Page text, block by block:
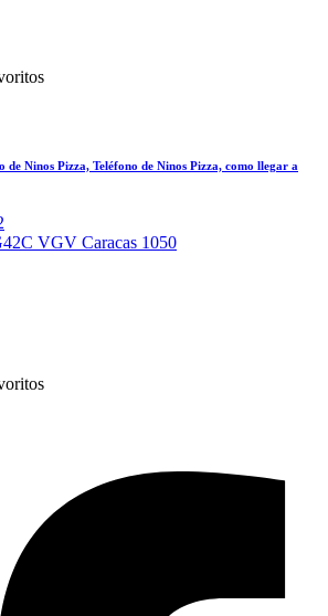
de Ninos Pizza, Teléfono de Ninos Pizza, como llegar a
VGV Caracas 1050